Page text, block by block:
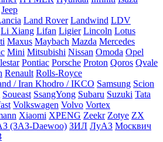
Jeep
Land Rover Landwind LDV
Li Xiang Lifan Ligier Lincoln Lotus
Maxus Maybach Mazda Mercedes
Mini Mitsubishi Nissan Omoda Opel
Pontiac Porsche Proton Qoros Qvale
Renault Rolls-Royce
/ Iran Khodro / IKCO Samsung Scion
Soueast SsangYong Subaru Suzuki Tata
Volkswagen Volvo Vortex
Xiaomi XPENG Zeekr Zotye ZX
(ЗАЗ-Daewoo) ЗИЛ ЛуАЗ Москвич